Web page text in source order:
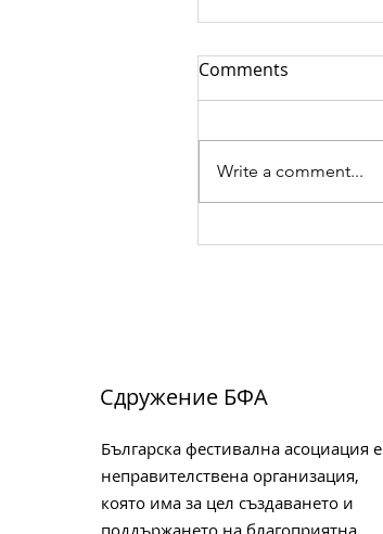
Comments
Write a comment...
Сдружение БФА
Българска фестивална асоциация е
неправителствена организация,
която има за цел създаването и
поддържането на благоприятна